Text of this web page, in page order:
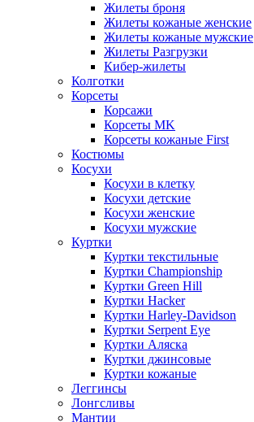
Жилеты броня
Жилеты кожаные женские
Жилеты кожаные мужские
Жилеты Разгрузки
Кибер-жилеты
Колготки
Корсеты
Корсажи
Корсеты MK
Корсеты кожаные First
Костюмы
Косухи
Косухи в клетку
Косухи детские
Косухи женские
Косухи мужские
Куртки
Куртки текстильные
Куртки Championship
Куртки Green Hill
Куртки Hacker
Куртки Harley-Davidson
Куртки Serpent Eye
Куртки Аляска
Куртки джинсовые
Куртки кожаные
Леггинсы
Лонгсливы
Мантии